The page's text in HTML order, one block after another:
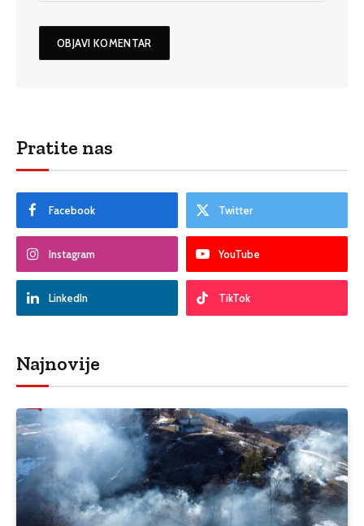
Pratite nas
Facebook Twitter
Instagram YouTube
LinkedIn TikTok
Najnovije